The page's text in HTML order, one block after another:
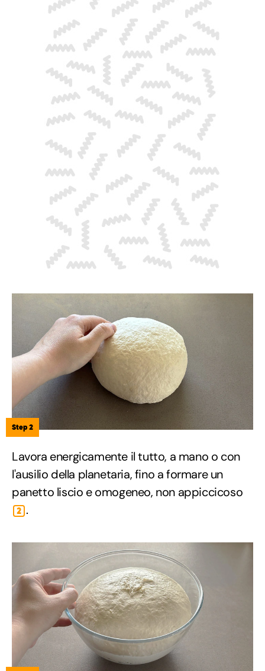
Step 2
Lavora energicamente il tutto, a mano o con
l'ausilio della planetaria, fino a formare un
panetto liscio e omogeneo, non appiccicoso
2 .